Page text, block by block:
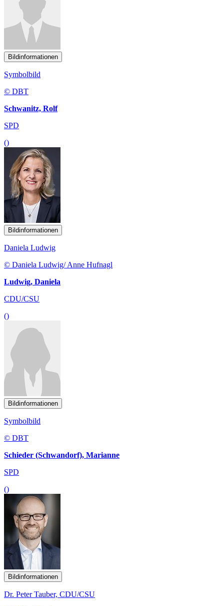
Bildinformationen
Symbolbild
© DBT
Schwanitz, Rolf
SPD
()
Bildinformationen
Daniela Ludwig
© Daniela Ludwig/ Anne Hufnagl
Ludwig, Daniela
CDU/CSU
()
Bildinformationen
Symbolbild
© DBT
Schieder (Schwandorf), Marianne
SPD
()
Bildinformationen
Dr. Peter Tauber, CDU/CSU